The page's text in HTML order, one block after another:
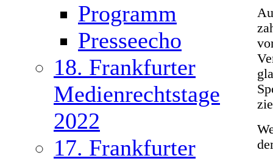
Programm
Presseecho
18. Frankfurter
Medienrechtstage
2022
17. Frankfurter